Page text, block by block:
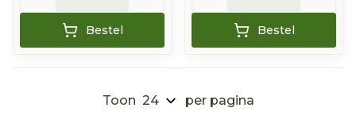
Bestel Bestel
Toon per pagina